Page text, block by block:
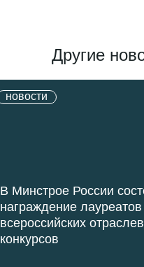
Другие
новости
В Минстрое России
награждение лауреатов
всероссийских
конкурсов